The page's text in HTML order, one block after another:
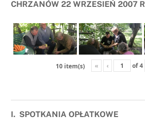
CHRZANÓW 22 WRZESIEŃ 2007 R
10 item(s) « ‹ of4
I. SPOTKANIA OPŁATKOWE